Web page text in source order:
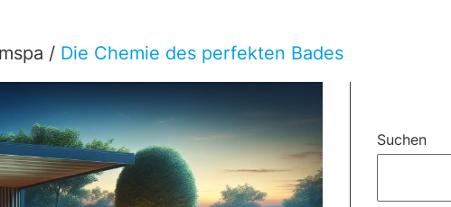
/ Die Chemie des perfekten Bades
Suchen